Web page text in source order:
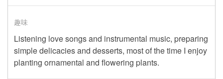
趣味
Listening love songs and instrumental music, preparing
simple delicacies and desserts, most of the time I enjoy
planting ornamental and flowering plants.